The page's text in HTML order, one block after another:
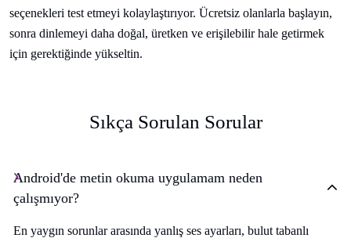
seçenekleri test etmeyi kolaylaştırıyor. Ücretsiz olanlarla başlayın,
sonra dinlemeyi daha doğal, üretken ve erişilebilir hale getirmek
için gerektiğinde yükseltin.
Sıkça Sorulan Sorular
Android'de metin okuma uygulamam neden
çalışmıyor?
En yaygın sorunlar arasında yanlış ses ayarları, bulut tabanlı